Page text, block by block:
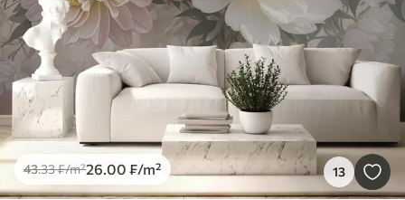
43.33₣/m²26.00 ₣/m² 13